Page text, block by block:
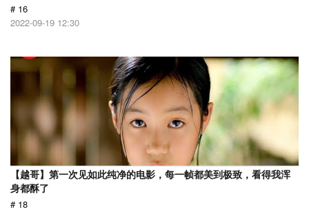
# 16
2022-09-19 12:30
【越哥】第一次见如此纯净的电影，每一帧都美到极致，看得我浑
身都酥了
# 18